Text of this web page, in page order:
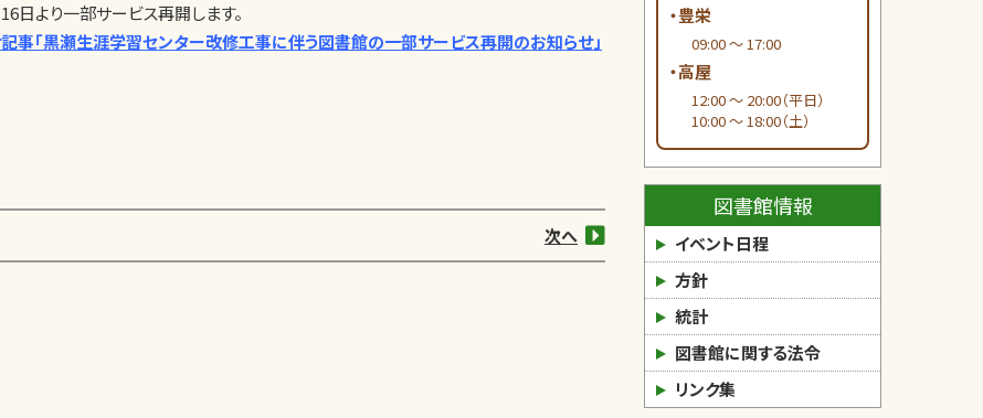
日より一部サービス再開します。
事「黒瀬生涯学習センター改修工事に伴う図書館の一部サービス再開のお知らせ」
次へ
・豊栄
09:00 ～ 17:00
・高屋
12:00 ～ 20:00（平日）
10:00 ～ 18:00（土）
図書館情報
イベント日程
方針
統計
図書館に関する法令
リンク集